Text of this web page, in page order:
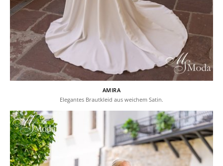
AMIRA
Elegantes Brautkleid aus weichem Satin.